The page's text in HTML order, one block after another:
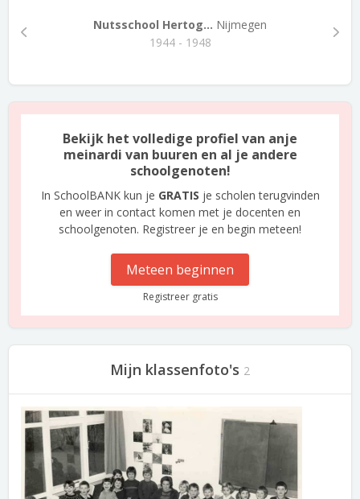
Nutsschool Hertog... Nijmegen
1944 - 1948
Bekijk het volledige profiel van anje
meinardi van buuren en al je andere
schoolgenoten!
In SchoolBANK kun je GRATIS je scholen terugvinden
en weer in contact komen met je docenten en
schoolgenoten. Registreer je en begin meteen!
Meteen beginnen
Registreer gratis
Mijn klassenfoto's 2